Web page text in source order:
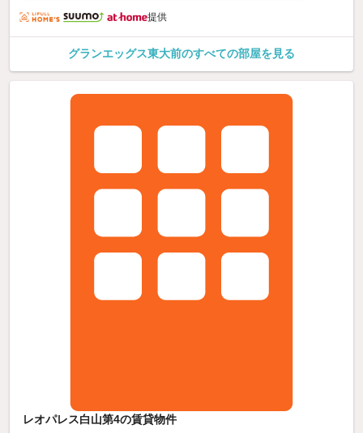
提供
グランエッグス東大前のすべての部屋を見る
レオパレス白山第4の賃貸物件